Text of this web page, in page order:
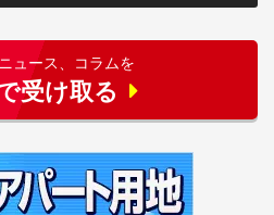
ュース、コラムを
受け取る